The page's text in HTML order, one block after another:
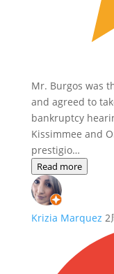
Mr. Burgos was
and agreed to
bankruptcy
Kissimmee and
prestigio…
Read more
Krizia Marquez 2